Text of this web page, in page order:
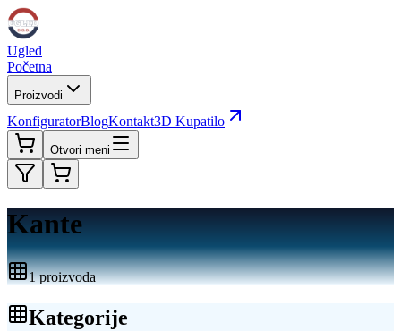
Ugled
Početna
Proizvodi
KonfiguratorBlogKontakt3D Kupatilo
Otvori meni
Kante
1proizvoda
Kategorije